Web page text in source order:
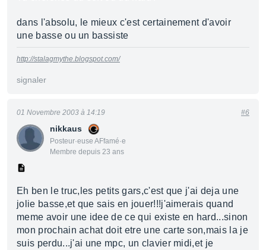
dans l'absolu, le mieux c'est certainement d'avoir
une basse ou un bassiste
http://stalagmythe.blogspot.com/
signaler
nikkaus
Posteur·euse AFfamé·e
Membre depuis 23 ans
01 Novembre 2003 à 14:19 #6
Eh ben le truc,les petits gars,c'est que j'ai deja une
jolie basse,et que sais en jouer!!!j'aimerais quand
meme avoir une idee de ce qui existe en hard...sinon
mon prochain achat doit etre une carte son,mais la je
suis perdu...j'ai une mpc, un clavier midi,et je